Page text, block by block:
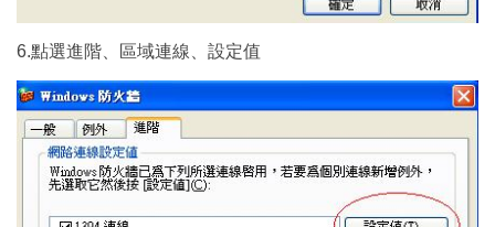
6.點選進階、區域連線、設定值